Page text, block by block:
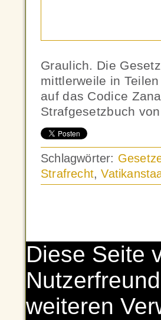
Graulich. Die
mittlerweile in
auf das Codice
Strafgesetzbuch
Schlagwörter:
Strafrecht,
Diese Seite
weiteren